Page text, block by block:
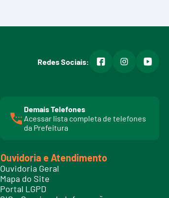
Redes Sociais: facebookinstagram
Demais Telefones
Acessar lista completa de telefones
da Prefeitura
l
i
t
e
l
e
f
Ouvidoria e Atendimento
Ouvidoria Geral
Mapa do Site
Portal LGPD